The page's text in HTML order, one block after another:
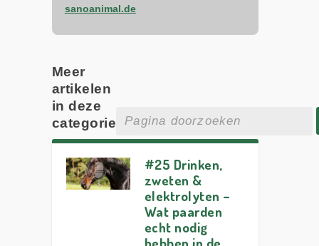
sanoanimal.de
Meer
artikelen
in deze
categorie
#25 Drinken,
zweten &
elektrolyten –
Wat paarden
echt nodig